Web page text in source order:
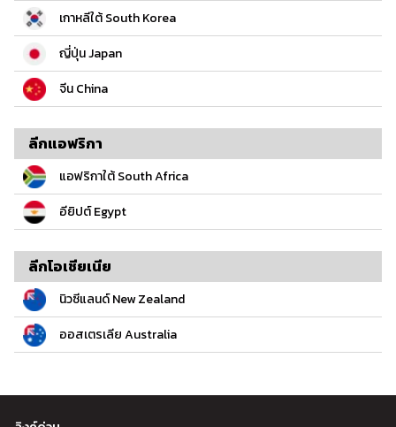
เกาหลีใต้ South Korea
ญี่ปุ่น Japan
จีน China
ลีกแอฟริกา
แอฟริกาใต้ South Africa
อียิปต์ Egypt
ลีกโอเชียเนีย
นิวซีแลนด์ New Zealand
ออสเตรเลีย Australia